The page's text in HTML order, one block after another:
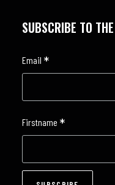
SUBSCRIBE TO
Email *
Firstname *